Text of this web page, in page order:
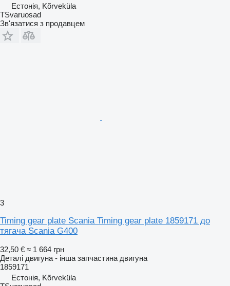
Естонія, Kõrveküla
TSvaruosad
Зв'язатися з продавцем
3
Timing gear plate Scania Timing gear plate 1859171 до
тягача Scania G400
32,50 € ≈ 1 664 грн
Деталі двигуна - інша запчастина двигуна
1859171
Естонія, Kõrveküla